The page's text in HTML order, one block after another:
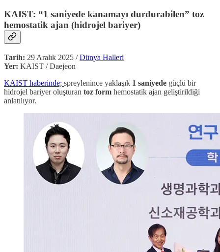
KAIST: “1 saniyede kanamayı durdurabilen” toz
hemostatik ajan (hidrojel bariyer)
Tarih: 29 Aralık 2025 /Dünya Halleri
Yer: KAIST / Daejeon
KAIST haberinde; spreylenince yaklaşık 1 saniyede güçlü bir
hidrojel bariyer oluşturan toz form hemostatik ajan geliştirildiği
anlatılıyor.